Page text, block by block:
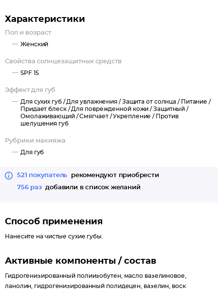
эластичность, возвращая вашим губам невероятную
мягкость и гладкость,
омоложение: Масло абрикоса замедляет процессы
старения кожи, сохраняя красоту и молодость ваших губ.
BB-бальзам — безупречный уход для ваших губ.
Характеристики
Пол и возраст
Женский
Свойства солнцезащитных средств
SPF 15
Эффект для губ
Для сухих губ /Для увлажнения /Защита от солнца / Питание /
Придает блеск /Для поврежденной кожи /Защитный /
Омолаживающий /Смягчает /Укрепление / Против
шелушения губ
Рубрики макияжа
Для губ
521 покупатель
рекомендуют приобрести
756 раз добавили в список желаний
Способ применения
Нанесите на чистые сухие губы.
Активные компоненты / состав
Гидрогенизированный полиизобутен, масло вазелиновое,
ланолин, гидрогенизированный полидецен, вазелин, воск